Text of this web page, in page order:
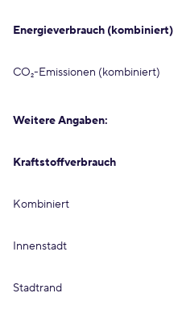
Energieverbrauch (kombiniert)
CO₂-Emissionen (kombiniert)
Weitere Angaben:
Kraftstoffverbrauch
Kombiniert
Innenstadt
Stadtrand